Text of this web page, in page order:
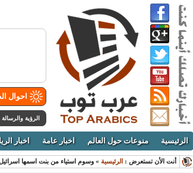
احوال
الرؤية والرسالة
الرئيسية منوعات حول العالم اخبار عامة اخبار
أنت الأن تستعرض : الرئيسية » وسوم استياء من بنت اسمها اسرائيل